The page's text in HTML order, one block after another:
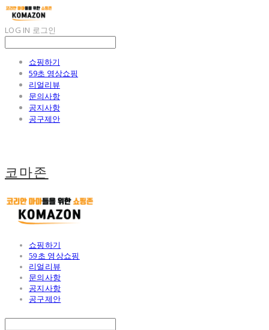
LOG IN 로그인
쇼핑하기
59초 영상쇼핑
리얼리뷰
문의사항
공지사항
공구제안
코마존
쇼핑하기
59초 영상쇼핑
리얼리뷰
문의사항
공지사항
공구제안